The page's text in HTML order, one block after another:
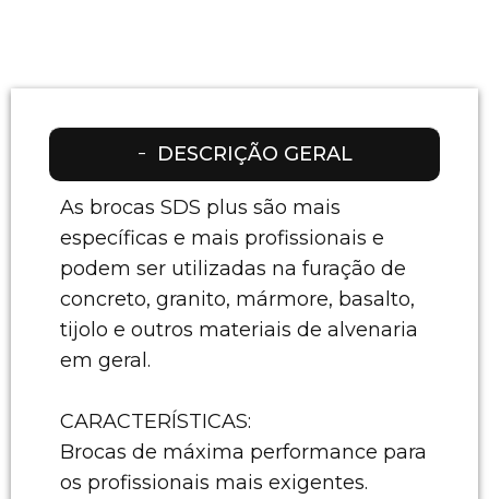
DESCRIÇÃO GERAL
As brocas SDS plus são mais
específicas e mais profissionais e
podem ser utilizadas na furação de
concreto, granito, mármore, basalto,
tijolo e outros materiais de alvenaria
em geral.
CARACTERÍSTICAS:
Brocas de máxima performance para
os profissionais mais exigentes.